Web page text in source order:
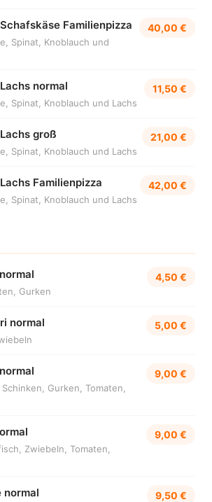
Familienpizza
Spinat, Knoblauch und
40,00 €
normal
Spinat, Knoblauch und Lachs
11,50 €
groß
Spinat, Knoblauch und Lachs
21,00 €
Familienpizza
Spinat, Knoblauch und Lachs
42,00 €
Gurken
4,50 €
normal 5,00 €
Gurken, Tomaten,
9,00 €
Zwiebeln, Tomaten,
9,00 €
normal 9,50 €